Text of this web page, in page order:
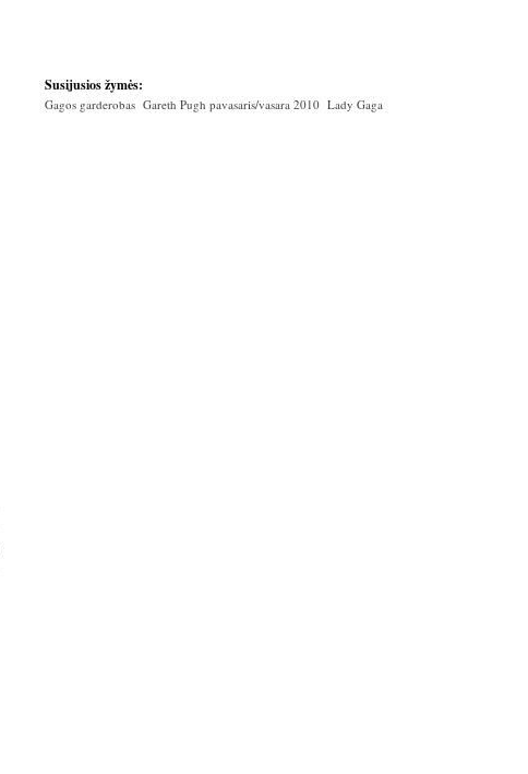
Susijusios žymės:
Gagos garderobas Gareth Pugh pavasaris/vasara 2010 Lady Gaga